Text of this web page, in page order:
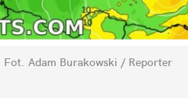
Fot. Adam Burakowski / Reporter